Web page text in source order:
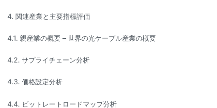
4. 関連産業と主要指標評価
4.1. 親産業の概要 – 世界の光ケーブル産業の概要
4.2. サプライチェーン分析
4.3. 価格設定分析
4.4. ビットレートロードマップ分析